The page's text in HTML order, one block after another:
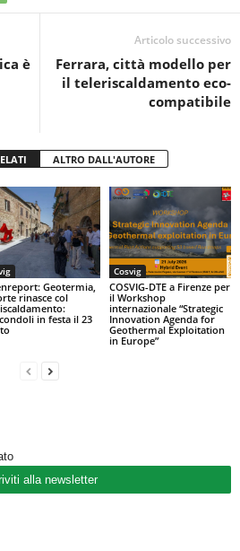
vi
è
Articolo successivo
Ferrara, città modello per
il teleriscaldamento eco-
compatibile
ALTRO DALL'AUTORE
Geotermia,
rinasce col
in festa il 23
Cosvig
COSVIG-DTE a Firenze per
il Workshop
internazionale “Strategic
Innovation Agenda for
Geothermal Exploitation
in Europe”
alla newsletter